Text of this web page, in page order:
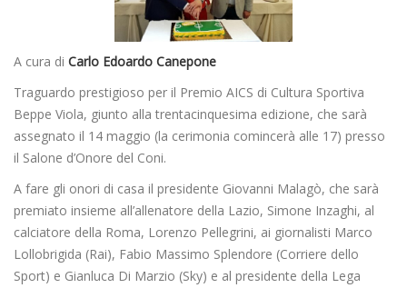
A cura di Carlo Edoardo Canepone
Traguardo prestigioso per il Premio AICS di Cultura Sportiva
Beppe Viola, giunto alla trentacinquesima edizione, che sarà
assegnato il 14 maggio (la cerimonia comincerà alle 17) presso
il Salone d’Onore del Coni.
A fare gli onori di casa il presidente Giovanni Malagò, che sarà
premiato insieme all’allenatore della Lazio, Simone Inzaghi, al
calciatore della Roma, Lorenzo Pellegrini, ai giornalisti Marco
Lollobrigida (Rai), Fabio Massimo Splendore (Corriere dello
Sport) e Gianluca Di Marzio (Sky) e al presidente della Lega